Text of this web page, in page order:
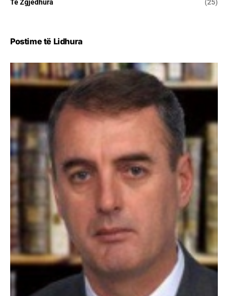
Të Zgjedhura (25)
Postime të Lidhura